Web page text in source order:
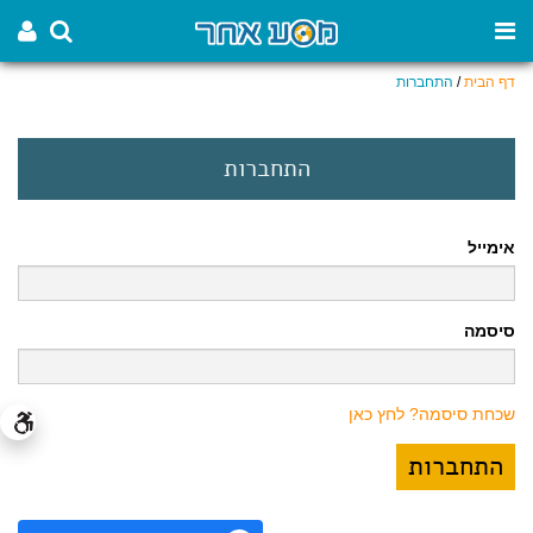
דף הבית/ התחברות
התחברות
אימייל
סיסמה
שכחת סיסמה? לחץ כאן